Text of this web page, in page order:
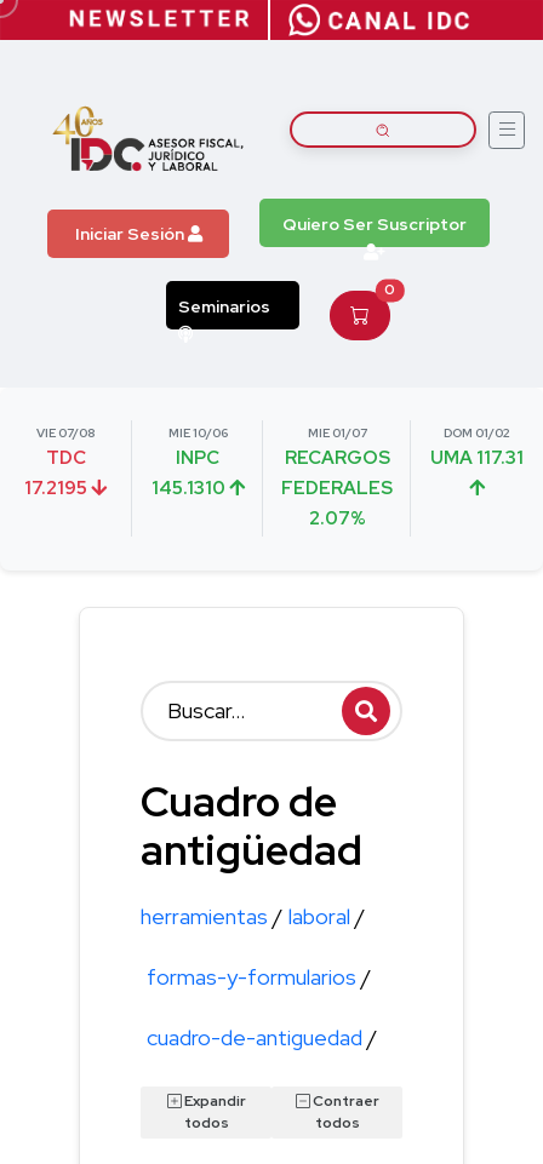
Iniciar Sesión Quiero Ser Suscriptor
Seminarios
0
VIE 07/08
TDC
17.2195
MIE 10/06
INPC
145.1310
MIE 01/07
RECARGOS
FEDERALES
2.07%
DOM 01/02
UMA 117.31
Cuadro de
antigüedad
herramientas / laboral /
formas-y-formularios /
cuadro-de-antiguedad /
Expandir
todos
Contraer
todos